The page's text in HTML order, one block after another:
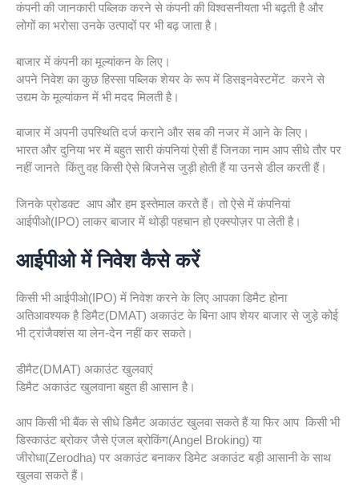
कंपनी की जानकारी पब्लिक करने से कंपनी की विश्वसनीयता भी बढ़ती है और
लोगों का भरोसा उनके उत्पादों पर भी बढ़ जाता है।
बाजार में कंपनी का मूल्यांकन के लिए।
अपने निवेश का कुछ हिस्सा पब्लिक शेयर के रूप में डिसइनवेस्टमेंट करने से
उद्यम के मूल्यांकन में भी मदद मिलती है।
बाजार में अपनी उपस्थिति दर्ज कराने और सब की नजर में आने के लिए।
भारत और दुनिया भर में बहुत सारी कंपनियां ऐसी हैं जिनका नाम आप सीधे तौर पर
नहीं जानते किंतु वह किसी ऐसे बिजनेस जुड़ी होती हैं या उनसे डील करती हैं।
जिनके प्रोडक्ट आप और हम इस्तेमाल करते हैं। तो ऐसे में कंपनियां
आईपीओ(IPO) लाकर बाजार में थोड़ी पहचान हो एक्स्पोज़र पा लेती है।
आईपीओ में निवेश कैसे करें
किसी भी आईपीओ(IPO) में निवेश करने के लिए आपका डिमैट होना
अतिआवश्यक है डिमैट(DMAT) अकाउंट के बिना आप शेयर बाजार से जुड़े कोई
भी ट्रांजैक्शंस या लेन-देन नहीं कर सकते।
डीमैट(DMAT) अकाउंट खुलवाएं
डिमैट अकाउंट खुलवाना बहुत ही आसान है।
आप किसी भी बैंक से सीधे डिमैट अकाउंट खुलवा सकते हैं या फिर आप किसी भी
डिस्काउंट ब्रोकर जैसे एंजल ब्रोकिंग(Angel Broking) या
जीरोधा(Zerodha) पर अकाउंट बनाकर डिमेट अकाउंट बड़ी आसानी के साथ
खुलवा सकते हैं।